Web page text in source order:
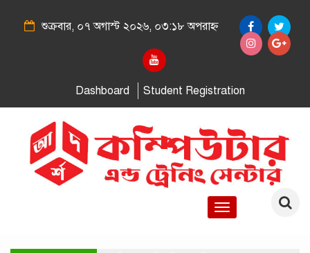
শুক্রবার, ০৭ অগাস্ট ২০২৬, ০৩:১৮ অপরাহ্ন
Dashboard Student Registration
Toggle